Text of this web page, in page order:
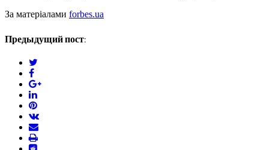
За матеріалами forbes.ua
Предыдущий пост:
facebook
google+
linkedin
pinterest
vkontakte
email
print
reddit
reddit